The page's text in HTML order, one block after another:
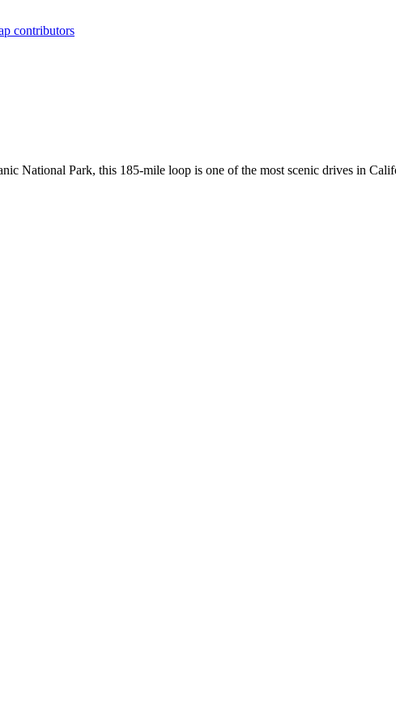
contributors
National Park, this 185-mile loop is one of the most scenic drives in